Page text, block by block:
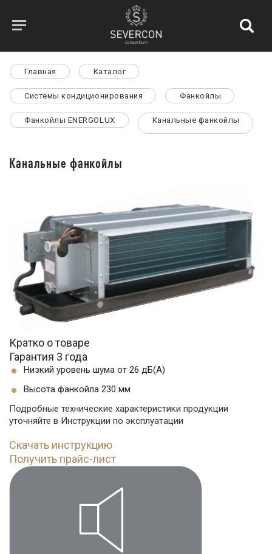
Главная Каталог
Системы кондиционирования Фанкойлы
Фанкойлы ENERGOLUX Канальные фанкойлы
Канальные фанкойлы
Кратко о товаре
Гарантия 3 года
Низкий уровень шума от 26 дБ(А)
Высота фанкойла 230 мм
Подробные технические характеристики продукции
уточняйте в Инструкции по эксплуатации
Скачать инструкцию
Получить прайс-лист